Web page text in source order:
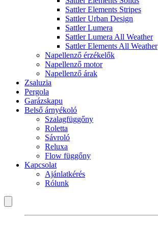
Sattler Elements Stripes
Sattler Urban Design
Sattler Lumera
Sattler Lumera All Weather
Sattler Elements All Weather
Napellenző érzékelők
Napellenző motor
Napellenző árak
Zsaluzia
Pergola
Garázskapu
Belső árnyékoló
Szalagfüggőny
Roletta
Sávroló
Reluxa
Flow függőny
Kapcsolat
Ajánlatkérés
Rólunk